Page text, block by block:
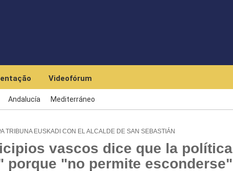
Videofórum
Andalucía Mediterráneo
TRIBUNA EUSKADI CON EL ALCALDE DE SAN SEBASTIÁN
vascos dice que la política
porque "no permite esconderse"